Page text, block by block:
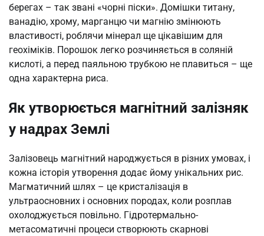
берегах – так звані «чорні піски». Домішки титану,
ванадію, хрому, марганцю чи магнію змінюють
властивості, роблячи мінерал ще цікавішим для
геохіміків. Порошок легко розчиняється в соляній
кислоті, а перед паяльною трубкою не плавиться – ще
одна характерна риса.
Як утворюється магнітний залізняк
у надрах Землі
Залізовець магнітний народжується в різних умовах, і
кожна історія утворення додає йому унікальних рис.
Магматичний шлях – це кристалізація в
ультраосновних і основних породах, коли розплав
охолоджується повільно. Гідротермально-
метасоматичні процеси створюють скарнові